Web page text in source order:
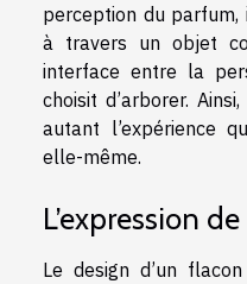
perception du parfum,
à travers un objet
interface entre la
choisit d’arborer.
autant l’expérience
elle-même.
L’expression
Le design d’un